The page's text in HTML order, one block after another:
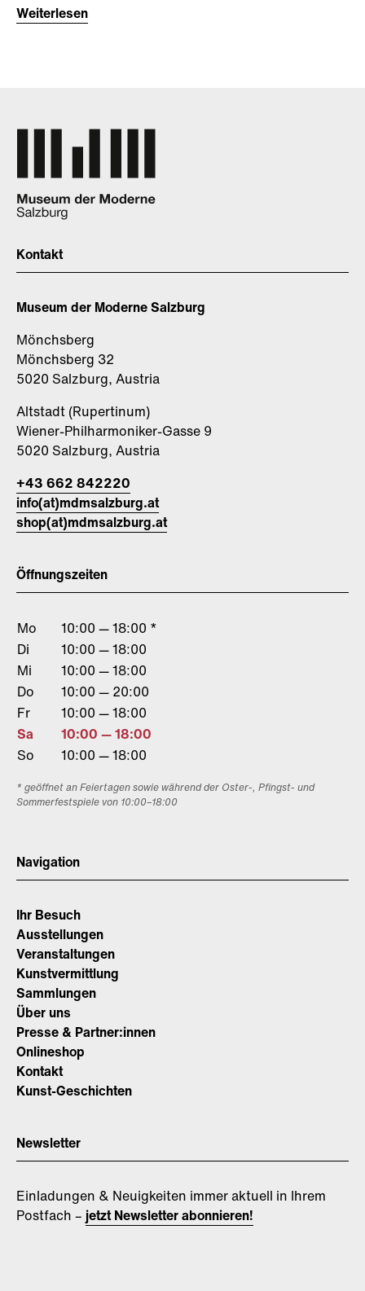
Weiterlesen
Kontakt
Museum der Moderne Salzburg
Mönchsberg
Mönchsberg 32
5020 Salzburg, Austria
Altstadt (Rupertinum)
Wiener-Philharmoniker-Gasse 9
5020 Salzburg, Austria
+43 662 842220
info(at)mdmsalzburg.at
shop(at)mdmsalzburg.at
Öffnungszeiten
Mo
10:00 — 18:00 *
Di
10:00 — 18:00
Mi
10:00 — 18:00
Do
10:00 — 20:00
Fr
10:00 — 18:00
Sa
10:00 — 18:00
So
10:00 — 18:00
* geöffnet an Feiertagen sowie während der Oster-, Pfingst- und
Sommerfestspiele von 10:00–18:00
Navigation
Ihr Besuch
Ausstellungen
Veranstaltungen
Kunstvermittlung
Sammlungen
Über uns
Presse & Partner:innen
Onlineshop
Kontakt
Kunst-Geschichten
Newsletter
Einladungen & Neuigkeiten immer aktuell in Ihrem
Postfach – jetzt Newsletter abonnieren!